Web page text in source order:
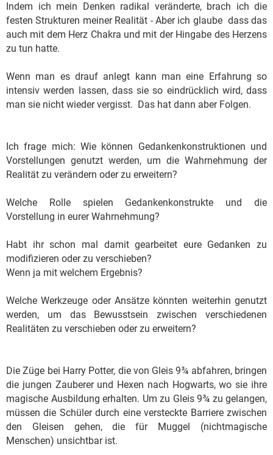
Indem ich mein Denken radikal veränderte, brach ich die
festen Strukturen meiner Realität - Aber ich glaube dass das
auch mit dem Herz Chakra und mit der Hingabe des Herzens
zu tun hatte.
Wenn man es drauf anlegt kann man eine Erfahrung so
intensiv werden lassen, dass sie so eindrücklich wird, dass
man sie nicht wieder vergisst. Das hat dann aber Folgen.
Ich frage mich: Wie können Gedankenkonstruktionen und
Vorstellungen genutzt werden, um die Wahrnehmung der
Realität zu verändern oder zu erweitern?
Welche Rolle spielen Gedankenkonstrukte und die
Vorstellung in eurer Wahrnehmung?
Habt ihr schon mal damit gearbeitet eure Gedanken zu
modifizieren oder zu verschieben?
Wenn ja mit welchem Ergebnis?
Welche Werkzeuge oder Ansätze könnten weiterhin genutzt
werden, um das Bewusstsein zwischen verschiedenen
Realitäten zu verschieben oder zu erweitern?
Die Züge bei Harry Potter, die von Gleis 9¾ abfahren, bringen
die jungen Zauberer und Hexen nach Hogwarts, wo sie ihre
magische Ausbildung erhalten. Um zu Gleis 9¾ zu gelangen,
müssen die Schüler durch eine versteckte Barriere zwischen
den Gleisen gehen, die für Muggel (nichtmagische
Menschen) unsichtbar ist.